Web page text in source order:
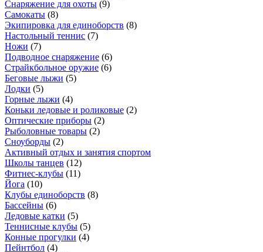
Снаряжение для охоты (9)
Самокаты (8)
Экипировка для единоборств (8)
Настольный теннис (7)
Ножи (7)
Подводное снаряжение (6)
Страйкбольное оружие (6)
Беговые лыжи (5)
Лодки (5)
Горные лыжи (4)
Коньки ледовые и роликовые (2)
Оптические приборы (2)
Рыболовные товары (2)
Сноуборды (2)
Активный отдых и занятия спортом
Школы танцев (12)
Фитнес-клубы (11)
Йога (10)
Клубы единоборств (8)
Бассейны (6)
Ледовые катки (5)
Теннисные клубы (5)
Конные прогулки (4)
Пейнтбол (4)